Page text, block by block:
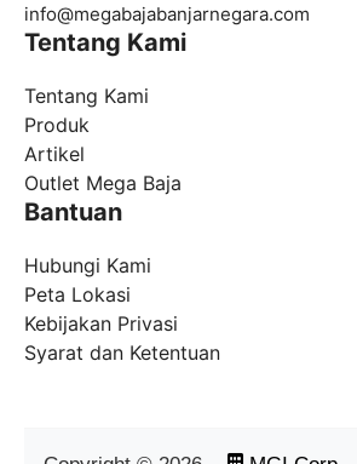
info@megabajabanjarnegara.com
Tentang Kami
Tentang Kami
Produk
Artikel
Outlet Mega Baja
Bantuan
Hubungi Kami
Peta Lokasi
Kebijakan Privasi
Syarat dan Ketentuan